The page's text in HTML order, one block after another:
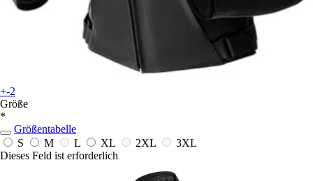
+-2
Größe
*
Größentabelle
S
M L XL 2XL
3XL
Dieses Feld ist erforderlich